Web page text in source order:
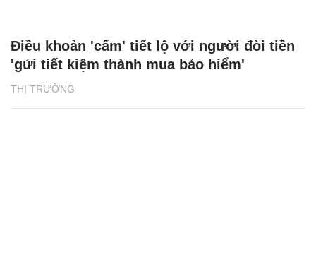
THỊ TRƯỜNG
Điều khoản 'cấm' tiết lộ với người đòi tiền
'gửi tiết kiệm thành mua bảo hiểm'